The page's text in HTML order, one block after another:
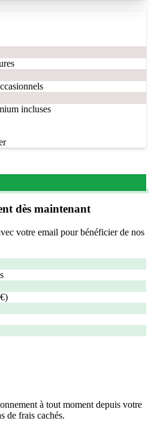
incluses
dès maintenant
votre email pour bénéficier de nos
à tout moment depuis votre
de frais cachés.